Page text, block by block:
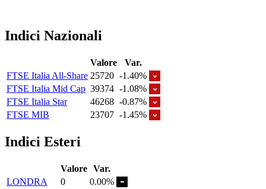
Indici Nazionali
Valore
Var.
FTSE Italia All-Share 25720 -1.40%
FTSE Italia Mid Cap 39374 -1.08%
FTSE Italia Star
46268 -0.87%
FTSE MIB
23707 -1.45%
Indici Esteri
Valore Var.
LONDRA
0
0.00%